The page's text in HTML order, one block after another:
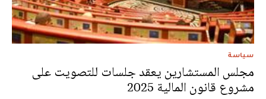
سياسة
مجلس المستشارين يعقد جلسات للتصويت على
مشروع قانون المالية 2025